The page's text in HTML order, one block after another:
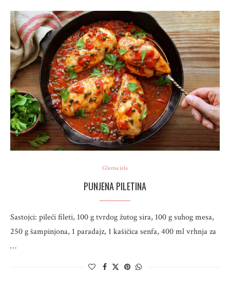
Glavna jela
PUNJENA PILETINA
Sastojci: pileći fileti, 100 g tvrdog žutog sira, 100 g suhog mesa,
250 g šampinjona, 1 paradajz, 1 kašičica senfa, 400 ml vrhnja za
…